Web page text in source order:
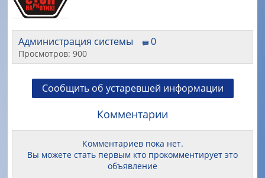
Администрация системы 0
Просмотров: 900
Сообщить об устаревшей информации
Комментарии
Комментариев пока нет.
Вы можете стать первым кто прокомментирует это
объявление